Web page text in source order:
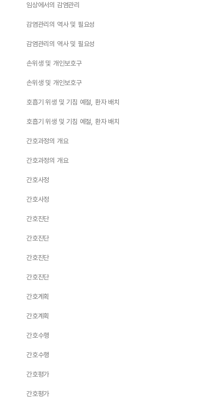
임상에서의 감염관리
감염관리의 역사 및 필요성
감염관리의 역사 및 필요성
손위생 및 개인보호구
손위생 및 개인보호구
호흡기 위생 및 기침 예절, 환자 배치
호흡기 위생 및 기침 예절, 환자 배치
간호과정의 개요
간호과정의 개요
간호사정
간호사정
간호진단
간호진단
간호진단
간호진단
간호계획
간호계획
간호수행
간호수행
간호평가
간호평가